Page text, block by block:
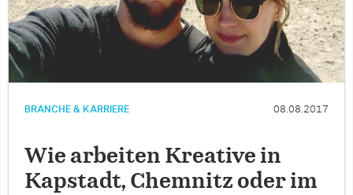
BRANCHE & KARRIERE 08.08.2017
Wie arbeiten Kreative in
Kapstadt, Chemnitz oder im